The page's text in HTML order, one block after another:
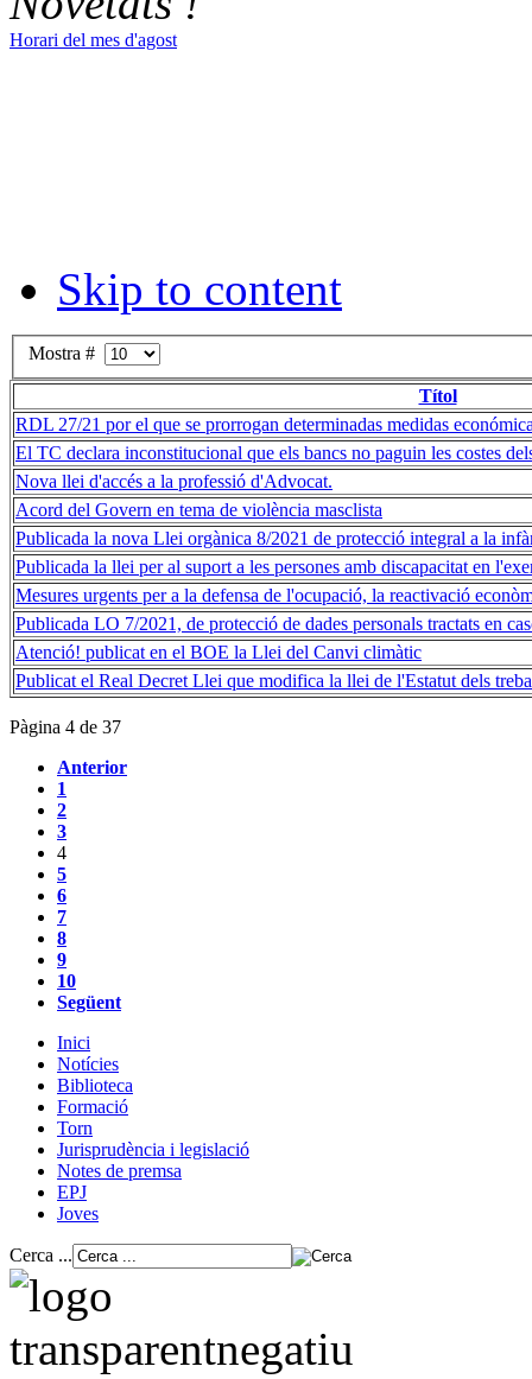
Horari del mes d'agost
Skip to content
Mostra #
Títol
RDL 27/21 por el que se prorrogan determinadas medidas
El TC declara inconstitucional que els bancs no paguin les costes
Nova llei d'accés a la professió d'Advocat.
Acord del Govern en tema de violència masclista
Publicada la nova Llei orgànica 8/2021 de protecció integral a la
Publicada la llei per al suport a les persones amb discapacitat en
Mesures urgents per a la defensa de l'ocupació, la reactivació
Publicada LO 7/2021, de protecció de dades personals tractats en
Atenció! publicat en el BOE la Llei del Canvi climàtic
Publicat el Real Decret Llei que modifica la llei de l'Estatut dels
Pàgina 4 de 37
Anterior
1
2
3
4
5
6
7
8
9
10
Següent
Inici
Notícies
Biblioteca
Formació
Torn
Jurisprudència i legislació
Notes de premsa
EPJ
Joves
Cerca ...